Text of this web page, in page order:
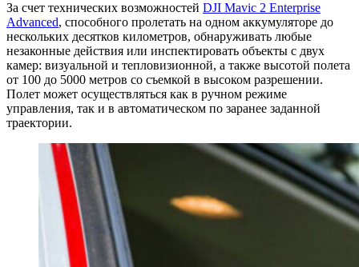
За счет технических возможностей DJI Mavic 2 Enterprise
Advanced, способного пролетать на одном аккумуляторе до
нескольких десятков километров, обнаруживать любые
незаконные действия или инспектировать объекты с двух
камер: визуальной и тепловизионной, а также высотой полета
от 100 до 5000 метров со съемкой в высоком разрешении.
Полет может осуществляться как в ручном режиме
управления, так и в автоматическом по заранее заданной
траектории.